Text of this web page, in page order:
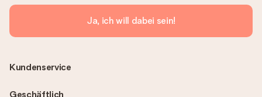
Ja, ich will dabei sein!
Kundenservice
Geschäftlich